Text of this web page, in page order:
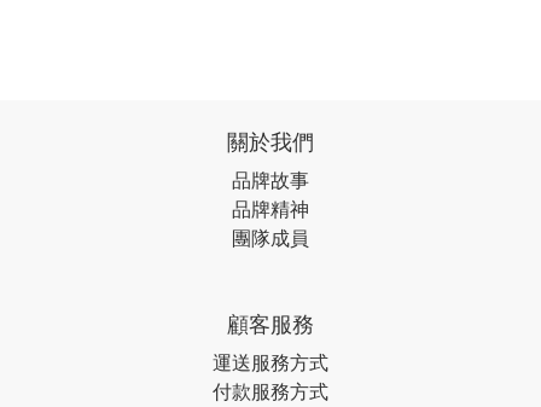
關於我們
品牌故事
品牌精神
團隊成員
顧客服務
運送服務方式
付款服務方式